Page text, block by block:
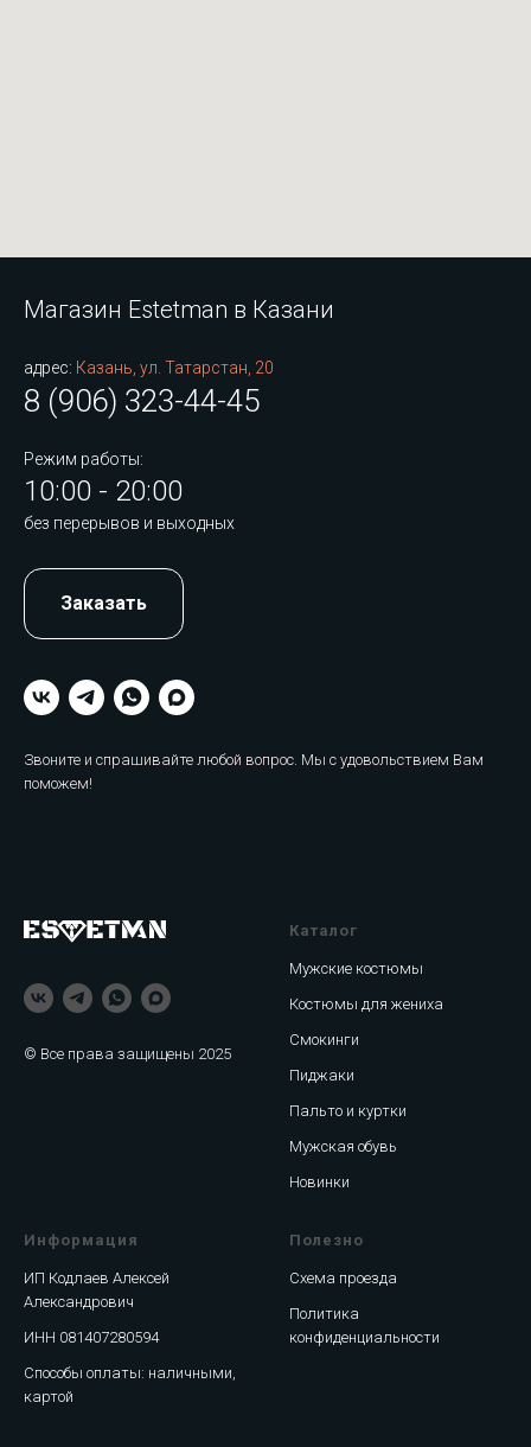
Магазин Estetman в Казани
адрес: Казань, ул. Татарстан, 20
8 (906) 323-44-45
Режим работы:
10:00 - 20:00
без перерывов и выходных
Заказать
Звоните и спрашивайте любой вопрос. Мы с удовольствием Вам
поможем!
© Все права защищены 2025
Каталог
Мужские костюмы
Костюмы для жениха
Смокинги
Пиджаки
Пальто и куртки
Мужская обувь
Новинки
Информация
ИП Кодлаев Алексей
Александрович
ИНН 081407280594
Способы оплаты: наличными,
картой
Полезно
Схема проезда
Политика
конфиденциальности